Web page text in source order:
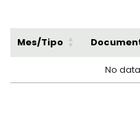
Mes/Tipo
No